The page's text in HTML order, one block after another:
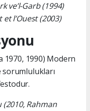
ve’l-Garb (1994)
et l’Ouest (2003)
1970, 1990) Modern
sorumlulukları
Rahman